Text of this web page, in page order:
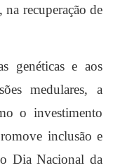
recuperação de
genéticas e aos
medulares, a
o investimento
inclusão e
Dia Nacional da